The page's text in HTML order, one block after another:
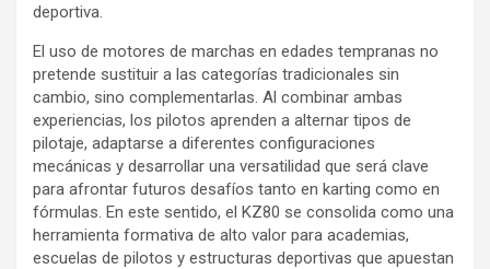
deportiva.
El uso de motores de marchas en edades tempranas no
pretende sustituir a las categorías tradicionales sin
cambio, sino complementarlas. Al combinar ambas
experiencias, los pilotos aprenden a alternar tipos de
pilotaje, adaptarse a diferentes configuraciones
mecánicas y desarrollar una versatilidad que será clave
para afrontar futuros desafíos tanto en karting como en
fórmulas. En este sentido, el KZ80 se consolida como una
herramienta formativa de alto valor para academias,
escuelas de pilotos y estructuras deportivas que apuestan